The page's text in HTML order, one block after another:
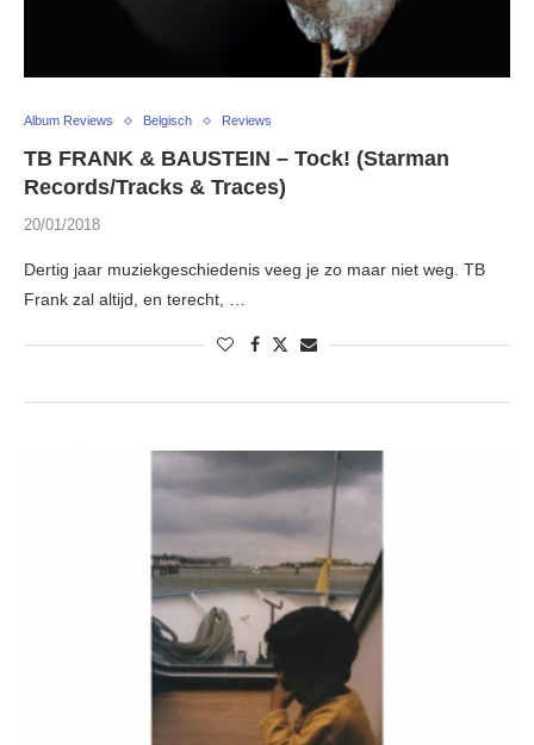
Album Reviews Belgisch Reviews
TB FRANK & BAUSTEIN – Tock! (Starman
Records/Tracks & Traces)
20/01/2018
Dertig jaar muziekgeschiedenis veeg je zo maar niet weg. TB
Frank zal altijd, en terecht, …